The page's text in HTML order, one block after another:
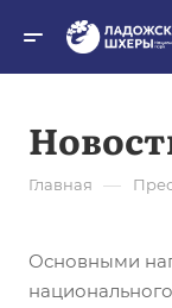
Главная —
Основными